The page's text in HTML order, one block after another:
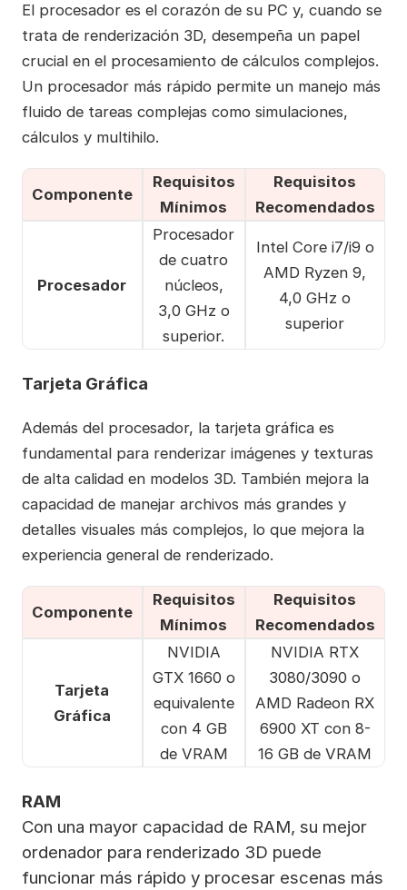
El procesador es el corazón de su PC y, cuando se
trata de renderización 3D, desempeña un papel
crucial en el procesamiento de cálculos complejos.
Un procesador más rápido permite un manejo más
fluido de tareas complejas como simulaciones,
cálculos y multihilo.
Componente
Requisitos
Mínimos
Requisitos
Recomendados
Procesador
Procesador
de cuatro
núcleos,
3,0 GHz o
superior.
Intel Core i7/i9 o
AMD Ryzen 9,
4,0 GHz o
superior
Tarjeta Gráfica
Además del procesador, la tarjeta gráfica es
fundamental para renderizar imágenes y texturas
de alta calidad en modelos 3D. También mejora la
capacidad de manejar archivos más grandes y
detalles visuales más complejos, lo que mejora la
experiencia general de renderizado.
Componente
Requisitos
Mínimos
Requisitos
Recomendados
Tarjeta
Gráfica
NVIDIA
GTX 1660 o
equivalente
con 4 GB
de VRAM
NVIDIA RTX
3080/3090 o
AMD Radeon RX
6900 XT con 8-
16 GB de VRAM
RAM
Con una mayor capacidad de RAM, su mejor
ordenador para renderizado 3D puede
funcionar más rápido y procesar escenas más